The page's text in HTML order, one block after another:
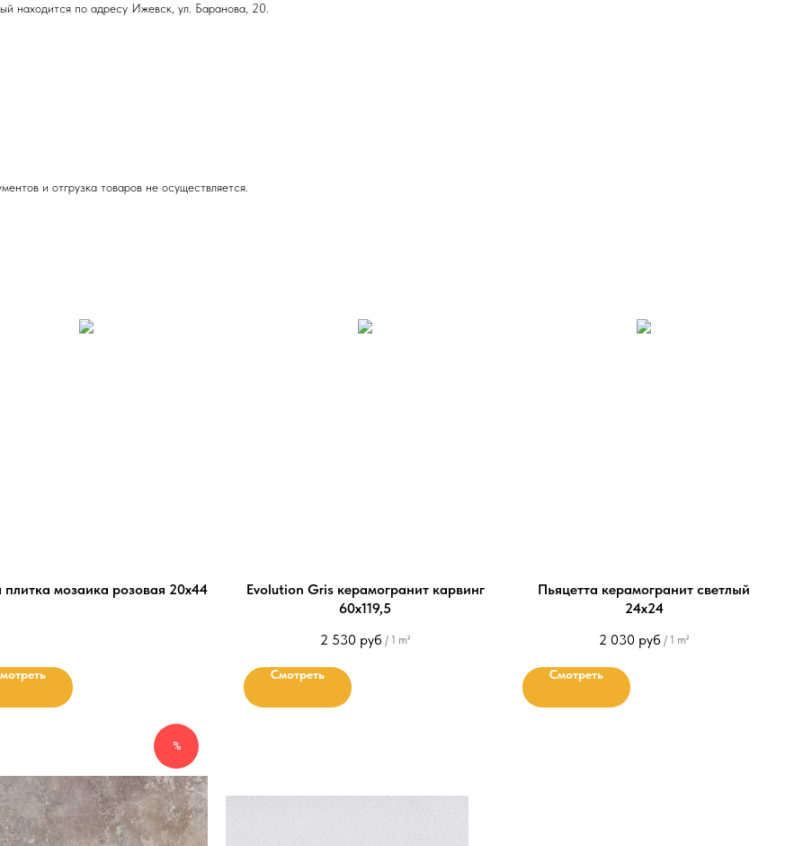
находится по адресу Ижевск, ул. Баранова, 20.
и отгрузка товаров не осуществляется.
плитка мозаика розовая 20х44
Evolution Gris керамогранит карвинг
60х119,5
2 530 руб / 1 m²
Смотреть
Пьяцетта керамогранит светлый
24х24
2 030 руб / 1 m²
Смотреть
%